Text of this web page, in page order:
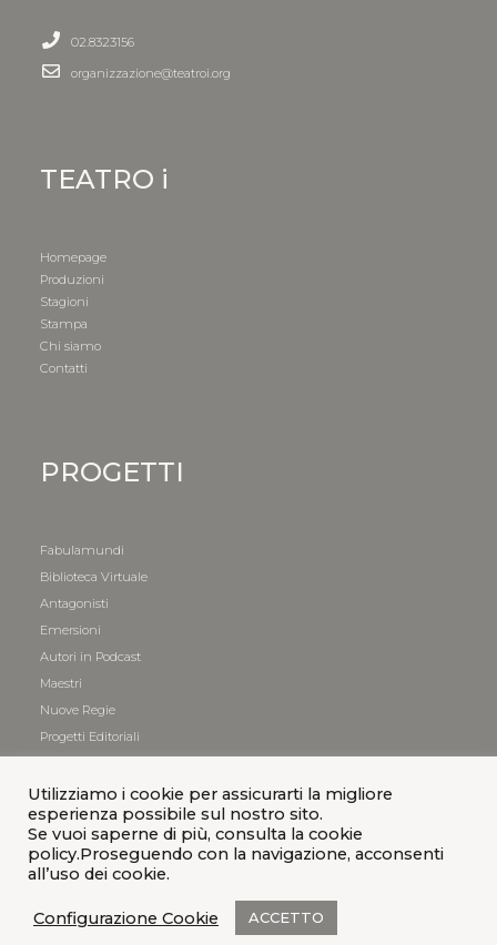
02.8323156
organizzazione@teatroi.org
TEATRO i
Homepage
Produzioni
Stagioni
Stampa
Chi siamo
Contatti
PROGETTI
Fabulamundi
Biblioteca Virtuale
Antagonisti
Emersioni
Autori in Podcast
Maestri
Nuove Regie
Progetti Editoriali
© 2021 Teatro|Privacy Policy Cookies Policy
Utilizziamo i cookie per assicurarti la migliore
esperienza possibile sul nostro sito.
Se vuoi saperne di più, consulta la cookie
policy.Proseguendo con la navigazione, acconsenti
all’uso dei cookie.
Configurazione Cookie ACCETTO